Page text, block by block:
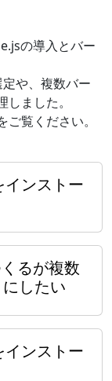
の導入とバー
や、複数バー
ました。
覧ください。
ンストー
るが複数
したい
ンストー